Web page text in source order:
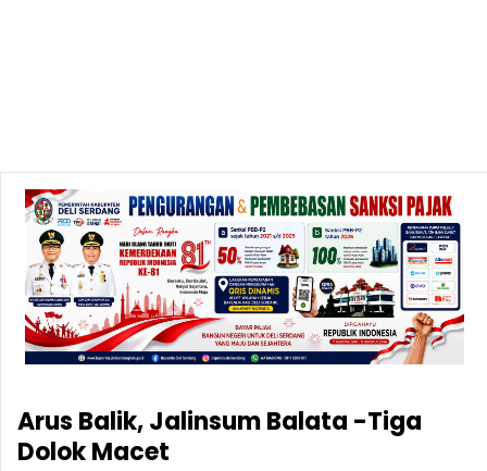
Arus Balik, Jalinsum Balata -Tiga
Dolok Macet